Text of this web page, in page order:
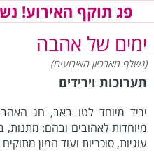
פג תוקף האירוע!
ימים של אהבה
(נשלף מארכיון האירועים)
תערוכות וירידים
יריד מיוחד לטו באב, חג
מיוחדות לאהובים ובהם: מתנות,
עוגיות, סוכריות ועוד המון